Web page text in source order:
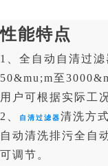
性能特点
1、全自动自清过
50&mu;m至
用户可根据实际工
2、
自清过滤器清洗方
自动清洗排污全自
可调节。